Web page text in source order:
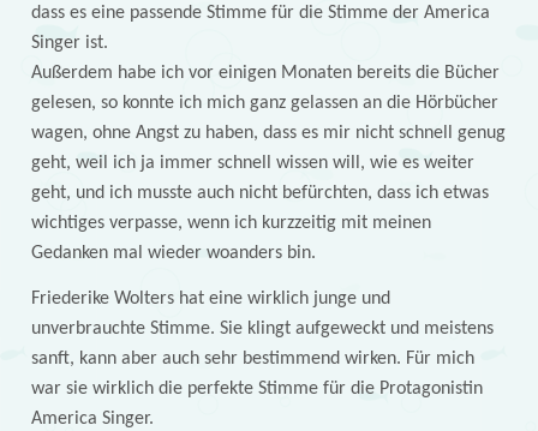
dass es eine passende Stimme für die Stimme der America
Singer ist.
Außerdem habe ich vor einigen Monaten bereits die Bücher
gelesen, so konnte ich mich ganz gelassen an die Hörbücher
wagen, ohne Angst zu haben, dass es mir nicht schnell genug
geht, weil ich ja immer schnell wissen will, wie es weiter
geht, und ich musste auch nicht befürchten, dass ich etwas
wichtiges verpasse, wenn ich kurzzeitig mit meinen
Gedanken mal wieder woanders bin.
Friederike Wolters hat eine wirklich junge und
unverbrauchte Stimme. Sie klingt aufgeweckt und meistens
sanft, kann aber auch sehr bestimmend wirken. Für mich
war sie wirklich die perfekte Stimme für die Protagonistin
America Singer.